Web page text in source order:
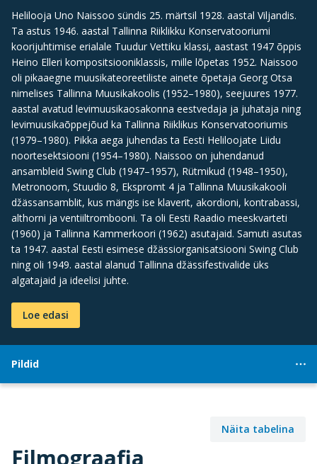
Helilooja Uno Naissoo sündis 25. märtsil 1928. aastal Viljandis.
Ta astus 1946. aastal Tallinna Riiklikku Konservatooriumi
koorijuhtimise erialale Tuudur Vettiku klassi, aastast 1947 õppis
Heino Elleri kompositsiooniklassis, mille lõpetas 1952. Naissoo
oli pikaaegne muusikateoreetiliste ainete õpetaja Georg Otsa
nimelises Tallinna Muusikakoolis (1952–1980), seejuures 1977.
aastal avatud levimuusikaosakonna eestvedaja ja juhataja ning
levimuusikaõppejõud ka Tallinna Riiklikus Konservatooriumis
(1979–1980). Pikka aega juhendas ta Eesti Heliloojate Liidu
noortesektsiooni (1954–1980). Naissoo on juhendanud
ansambleid Swing Club (1947–1957), Rütmikud (1948–1950),
Metronoom, Stuudio 8, Ekspromt 4 ja Tallinna Muusikakooli
džässansamblit, kus mängis ise klaverit, akordioni, kontrabassi,
althorni ja ventiiltrombooni. Ta oli Eesti Raadio meeskvarteti
(1960) ja Tallinna Kammerkoori (1962) asutajaid. Samuti asutas
ta 1947. aastal Eesti esimese džässiorganisatsiooni Swing Club
ning oli 1949. aastal alanud Tallinna džässifestivalide üks
algatajaid ja ideelisi juhte.
Loe edasi
Pildid
Filmograafia
Näita tabelina